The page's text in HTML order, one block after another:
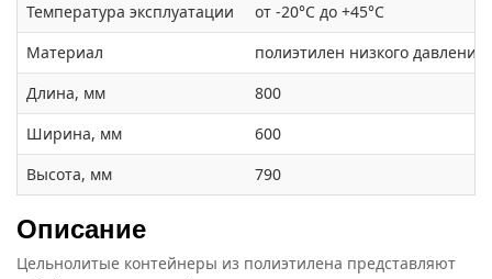
Температура эксплуатации
от -20°С до +45°С
Материал
полиэтилен низкого давления
Длина, мм
800
Ширина, мм
600
Высота, мм
790
Описание
Цельнолитые контейнеры из полиэтилена представляют